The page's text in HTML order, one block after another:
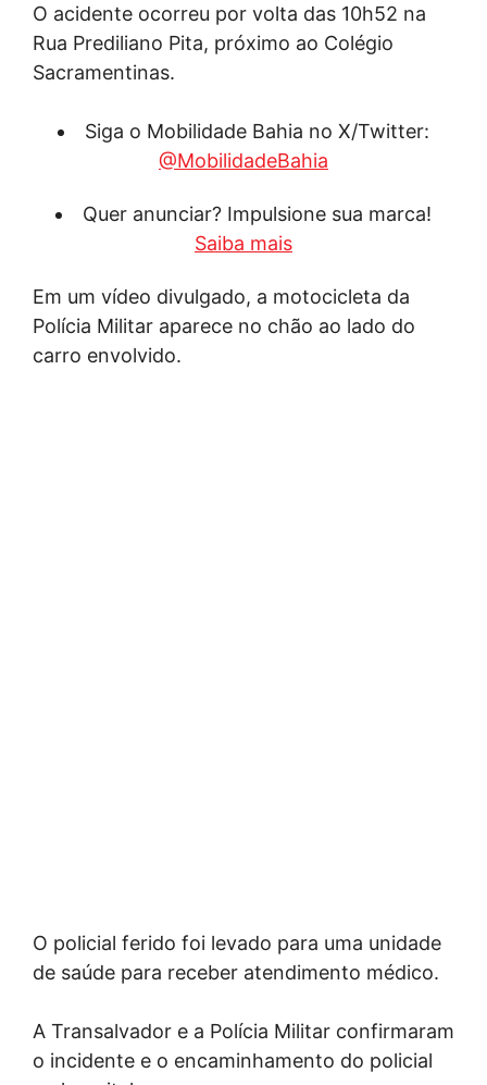
O acidente ocorreu por volta das 10h52 na
Rua Prediliano Pita, próximo ao Colégio
Sacramentinas.
Siga o Mobilidade Bahia no X/Twitter:
@MobilidadeBahia
Quer anunciar? Impulsione sua marca!
Saiba mais
Em um vídeo divulgado, a motocicleta da
Polícia Militar aparece no chão ao lado do
carro envolvido.
O policial ferido foi levado para uma unidade
de saúde para receber atendimento médico.
A Transalvador e a Polícia Militar confirmaram
o incidente e o encaminhamento do policial